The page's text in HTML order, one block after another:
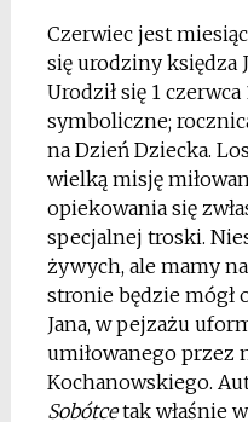
Czerwiec jest
się urodziny księdza
Urodził się 1
symboliczne;
na Dzień Dziecka.
wielką misję
opiekowania się
specjalnej troski.
żywych, ale mamy
stronie będzie
Jana, w pejzażu
umiłowanego przez
Kochanowskiego.
Sobótcetak właśnie